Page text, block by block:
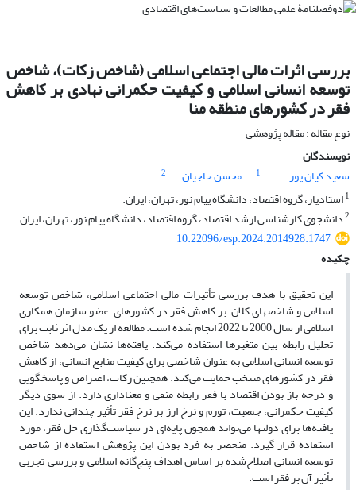
بررسی اثرات مالی اجتماعی اسلامی (شاخص زکات)، شاخص
توسعه انسانی اسلامی‌ و کیفیت حکمرانی نهادی بر کاهش
فقر در کشورهای منطقه منا
نوع مقاله : مقاله پژوهشی
نویسندگان
سعید کیان پور
1 محسن حاجیان
2
1استادیار، گروه اقتصاد، دانشگاه پیام نور، تهران، ایران.
2دانشجوی کارشناسی ارشد اقتصاد، گروه اقتصاد، دانشگاه پیام نور، تهران، ایران.
10.22096/esp.2024.2014928.1747
چکیده
این تحقیق با هدف بررسی تأثیرات مالی اجتماعی اسلامی، شاخص توسعه
اسلامی ‌و شاخص­های کلان بر کاهش فقر در کشورهای عضو سازمان همکاری
اسلامی ‌از سال 2000 تا 2022 انجام شده است. مطالعه از یک مدل اثر ثابت برای
تحلیل رابطه بین متغیرها استفاده می‌کند. یافته‌ها نشان می‌دهد شاخص
توسعه انسانی اسلامی ‌به عنوان شاخصی برای کیفیت منابع انسانی، از کاهش
فقر در کشورهای منتخب حمایت می‌کند. همچنین زکات، اعتراض و پاسخگویی
و درجه باز بودن اقتصاد با فقر رابطه منفی و معناداری دارد. از سوی دیگر
کیفیت حکمرانی، جمعیت، تورم و نرخ ارز بر نرخ فقر تأثیر چندانی ندارد. این
یافته‌ها برای دولت­ها می‌تواند همچون پایه‌ای در سیاست‌گذاری حل فقر، مورد
استفاده قرار گیرد. منحصر به فرد بودن این پژوهش استفاده از شاخص
توسعه انسانی اصلاح‌شده بر اساس اهداف پنج‌گانه اسلامی ‌و بررسی تجربی
تأثیر آن بر فقر است.